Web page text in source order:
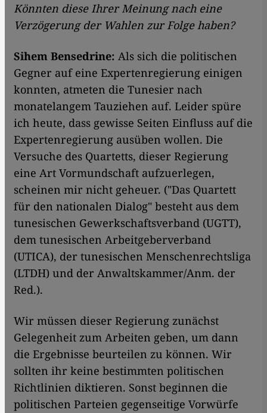
Könnten diese Ihrer Meinung nach eine
Verzögerung der Wahlen zur Folge haben?
Sihem Bensedrine: Als sich die politischen
Gegner auf eine Expertenregierung einigen
konnten, atmeten die Tunesier nach
monatelangem Tauziehen auf. Leider spüre
ich heute, dass gewisse Seiten Einfluss auf die
Expertenregierung ausüben wollen. Die
Versuche des Quartetts, dieser Regierung
eine Art Vormundschaft aufzuerlegen,
scheinen mir nicht geheuer. ("Das Quartett
für den nationalen Dialog" besteht aus dem
tunesischen Gewerkschaftsverband (UGTT),
dem tunesischen Arbeitgeberverband
(UTICA), der tunesischen Menschenrechtsliga
(LTDH) und der Anwaltskammer/Anm. der
Red.).
Wir müssen dieser Regierung zunächst
Gelegenheit zum Arbeiten geben, um dann
die Ergebnisse beurteilen zu können. Wir
sollten ihr keine bestimmten politischen
Richtlinien diktieren. Sonst beginnen die
politischen Parteien gegenseitige Vorwürfe